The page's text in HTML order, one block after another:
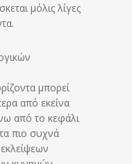
μόλις λίγες
μπορεί
από εκείνα
από το κεφάλι
πιο συχνά